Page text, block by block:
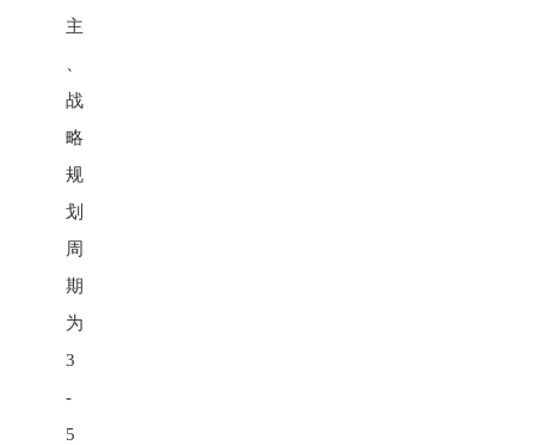
主
战
略
规
划
周
期
为
3
-
5